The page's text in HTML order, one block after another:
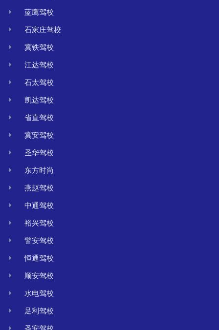
蓝鹰驾校
石家庄驾校
冀铁驾校
江达驾校
石太驾校
凯达驾校
省直驾校
冀安驾校
圣华驾校
东方时尚
燕赵驾校
中通驾校
裕兴驾校
警安驾校
恒通驾校
顺安驾校
水电驾校
足利驾校